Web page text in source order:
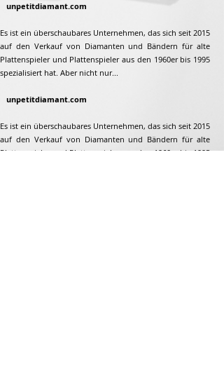
unpetitdiamant.com
Es ist ein überschaubares Unternehmen, das sich seit 2015
auf den Verkauf von Diamanten und Bändern für alte
Plattenspieler und Plattenspieler aus den 1960er bis 1995
spezialisiert hat. Aber nicht nur...
unpetitdiamant.com
Es ist ein überschaubares Unternehmen, das sich seit 2015
auf den Verkauf von Diamanten und Bändern für alte
Plattenspieler und Plattenspieler aus den 1960er bis 1995